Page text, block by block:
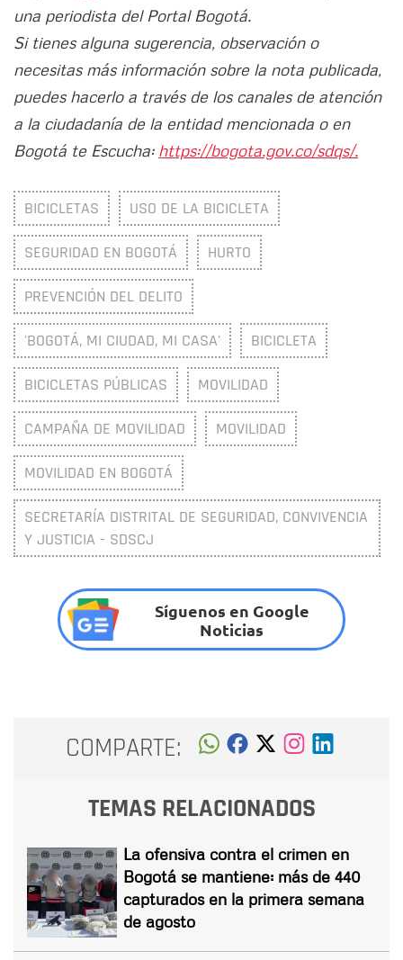
una periodista del Portal Bogotá.
Si tienes alguna sugerencia, observación o
necesitas más información sobre la nota publicada,
puedes hacerlo a través de los canales de atención
a la ciudadanía de la entidad mencionada o en
Bogotá te Escucha: https://bogota.gov.co/sdqs/.
BICICLETAS USO DE LA BICICLETA
SEGURIDAD EN BOGOTÁ HURTO
PREVENCIÓN DEL DELITO
'BOGOTÁ, MI CIUDAD, MI CASA' BICICLETA
BICICLETAS PÚBLICAS MOVILIDAD
CAMPAÑA DE MOVILIDAD MOVILIDAD
MOVILIDAD EN BOGOTÁ
SECRETARÍA DISTRITAL DE SEGURIDAD, CONVIVENCIA
Y JUSTICIA - SDSCJ
Síguenos en Google
Noticias
COMPARTE:
TEMAS RELACIONADOS
La ofensiva contra el crimen en
Bogotá se mantiene: más de 440
capturados en la primera semana
de agosto